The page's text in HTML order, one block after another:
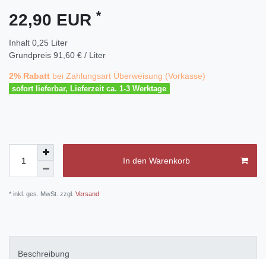
22,90 EUR *
Inhalt 0,25 Liter
Grundpreis 91,60 € / Liter
2% Rabatt bei Zahlungsart Überweisung (Vorkasse)
sofort lieferbar, Lieferzeit ca. 1-3 Werktage
In den Warenkorb
* inkl. ges. MwSt. zzgl. Versand
Beschreibung